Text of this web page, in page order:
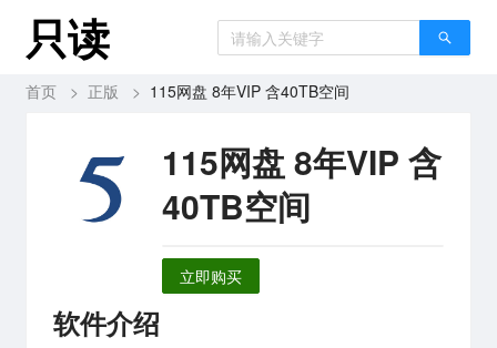
只读
首页 > 正版 > 115网盘 8年VIP 含40TB空间
115网盘 8年VIP 含
40TB空间
立即购买
软件介绍